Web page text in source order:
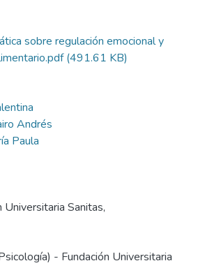
sobre regulación emocional y
(491.61 KB)
Andrés
Paula
Universitaria Sanitas,
- Fundación Universitaria